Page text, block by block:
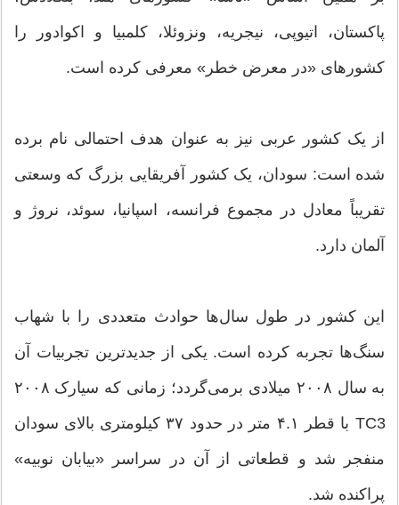
پاکستان، اتیوپی، نیجریه، ونزوئلا، کلمبیا و اکوادور را
کشورهای «در معرض خطر» معرفی کرده است.
از یک کشور عربی نیز به عنوان هدف احتمالی نام برده
شده است: سودان، یک کشور آفریقایی بزرگ که وسعتی
تقریباً معادل در مجموع فرانسه، اسپانیا، سوئد، نروژ و
آلمان دارد.
این کشور در طول سال‌ها حوادث متعددی را با شهاب‌
سنگ‌ها تجربه کرده است. یکی از جدیدترین تجربیات آن
به سال ۲۰۰۸ میلادی برمی‌گردد؛ زمانی که سیارک ۲۰۰۸
TC3 با قطر ۴.۱ متر در حدود ۳۷ کیلومتری بالای سودان
منفجر شد و قطعاتی از آن در سراسر «بیابان نوبیه»
پراکنده شد.